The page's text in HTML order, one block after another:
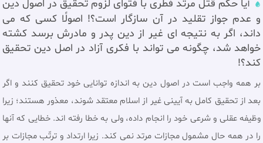
آيا حکم قتل مرتد فطری با فتواى لزوم تحقيق در اصول دين
و عدم جواز تقليد در آن سازگار است؟! اصولًا كسى كه مى‏
داند، اگر به نتيجه ‏اى غير از دين پدر و مادرش برسد كشته
خواهد شد، چگونه مى‏ تواند با فكرى آزاد در اصل دين تحقيق
كند؟!
بر همه واجب است در اصول دين به اندازه توانايى خود تحقيق كنند و اگر
بعد از تحقيق كامل به آيينى غير از اسلام معتقد شوند، معذور هستند؛ زيرا
وظيفه عقلى و شرعى خود را انجام داده، ولى به خطا رفته‏ اند. خطایی که آنها
را در همه حال مشمول مجازات مرتد نمی کند. زیرا ارتداد و ترتّب مجازات بر